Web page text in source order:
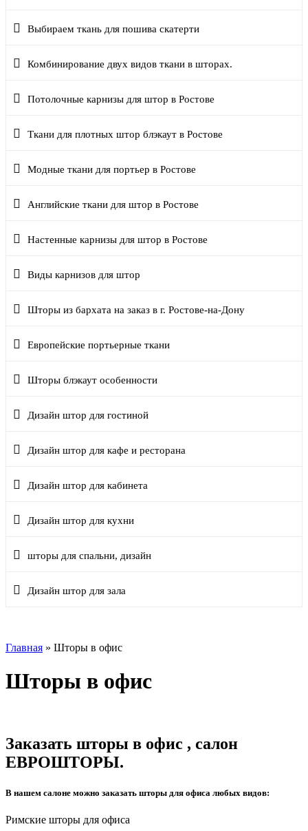
Выбираем ткань для пошива скатерти
Комбинирование двух видов ткани в шторах.
Потолочные карнизы для штор в Ростове
Ткани для плотных штор блэкаут в Ростове
Модные ткани для портьер в Ростове
Английские ткани для штор в Ростове
Настенные карнизы для штор в Ростове
Виды карнизов для штор
Шторы из бархата на заказ в г. Ростове-на-Дону
Европейские портьерные ткани
Шторы блэкаут особенности
Дизайн штор для гостиной
Дизайн штор для кафе и ресторана
Дизайн штор для кабинета
Дизайн штор для кухни
шторы для спальни, дизайн
Дизайн штор для зала
Главная » Шторы в офис
Шторы в офис
Заказать шторы в офис , салон
ЕВРОШТОРЫ.
В нашем салоне можно заказать шторы для офиса любых видов:
Римские шторы для офиса